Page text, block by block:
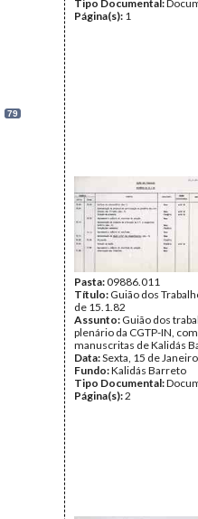
79
Tipo Documental:
Página(s): 1
Pasta:09886.011
Título: Guião dos
de 15.1.82
Assunto: Guião dos
plenário da CGTP-IN,
manuscritas de Kalidás
Data:Sexta, 15 de
Fundo:Kalidás Barreto
Tipo Documental:
Página(s):2